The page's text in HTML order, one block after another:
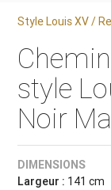
Style Louis XV /
style
Noir
DIMENSIONS
Largeur : 141 cm